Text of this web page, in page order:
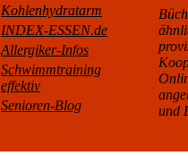
Kohlenhydratarm
INDEX-ESSEN.de
Allergiker-Infos
Schwimmtraining
effektiv
Senioren-Blog
und